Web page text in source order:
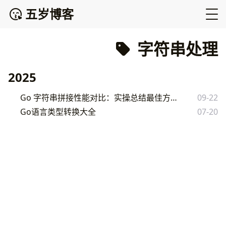
五岁博客
字符串处理
2025
Go 字符串拼接性能对比：实操总结最佳方案
09-22
Go语言类型转换大全
07-20